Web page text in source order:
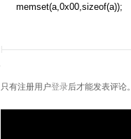
memset(a,0x00,sizeof(a));
只有注册用户登录后才能发表评论。